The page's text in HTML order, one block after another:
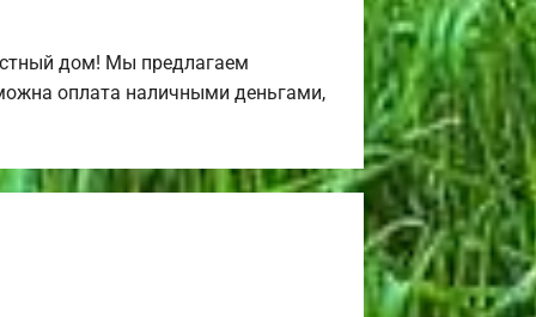
дом! Мы предлагаем
оплата наличными деньгами,